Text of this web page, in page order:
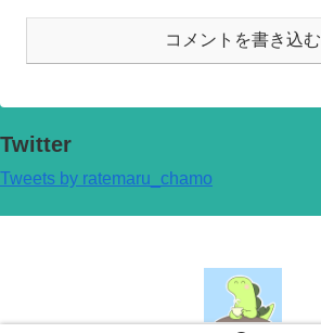
コメントを書き込む
Twitter
Tweets by ratemaru_chamo